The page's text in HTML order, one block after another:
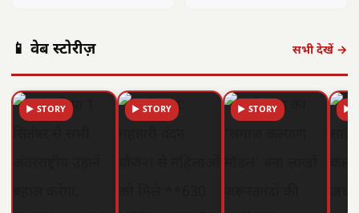
थे : रिकी पोंटिंग
📱 वेब स्टोरीज़ सभी देखें →
▶ STORY ▶ STORY ▶ STORY ▶